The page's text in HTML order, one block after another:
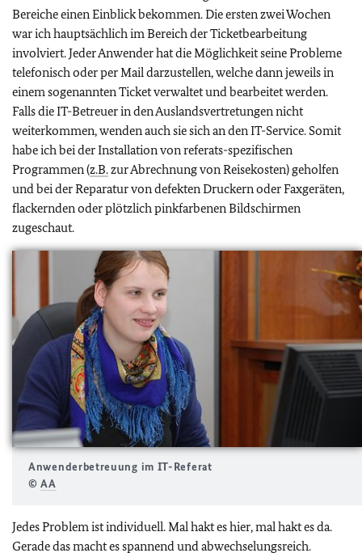
Bereiche einen Einblick bekommen. Die ersten zwei Wochen
war ich hauptsächlich im Bereich der Ticketbearbeitung
involviert. Jeder Anwender hat die Möglichkeit seine Probleme
telefonisch oder per Mail darzustellen, welche dann jeweils in
einem sogenannten Ticket verwaltet und bearbeitet werden.
Falls die IT-Betreuer in den Auslandsvertretungen nicht
weiterkommen, wenden auch sie sich an den IT-Service. Somit
habe ich bei der Installation von referats-spezifischen
Programmen (z.B.zur Abrechnung von Reisekosten) geholfen
und bei der Reparatur von defekten Druckern oder Faxgeräten,
flackernden oder plötzlich pinkfarbenen Bildschirmen
zugeschaut.
Anwenderbetreuung im IT-Referat
©AA
Jedes Problem ist individuell. Mal hakt es hier, mal hakt es da.
Gerade das macht es spannend und abwechselungsreich.